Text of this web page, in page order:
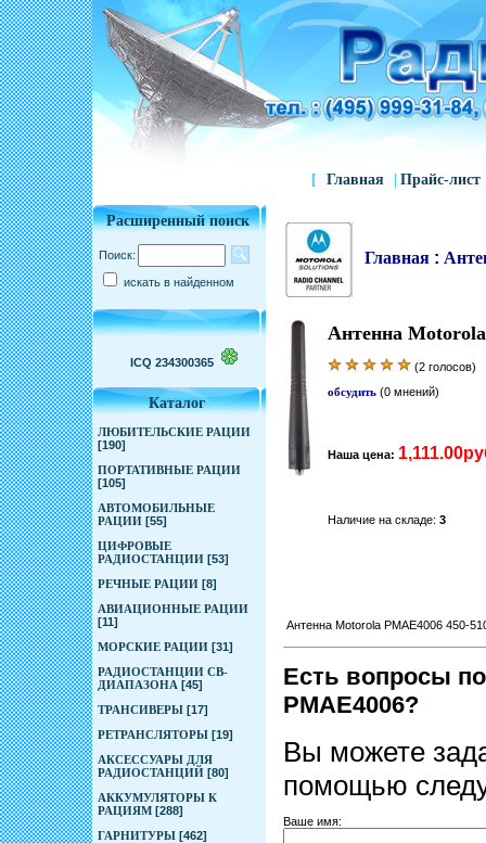
[ Главная Прайс-лист
Расширенный поиск
Поиск:
искать в найденном
ICQ 234300365
Каталог
ЛЮБИТЕЛЬСКИЕ РАЦИИ
[190]
ПОРТАТИВНЫЕ РАЦИИ
[105]
АВТОМОБИЛЬНЫЕ
РАЦИИ [55]
ЦИФРОВЫЕ
РАДИОСТАНЦИИ [53]
РЕЧНЫЕ РАЦИИ [8]
АВИАЦИОННЫЕ РАЦИИ
[11]
МОРСКИЕ РАЦИИ [31]
РАДИОСТАНЦИИ CB-
ДИАПАЗОНА [45]
ТРАНСИВЕРЫ [17]
РЕТРАНСЛЯТОРЫ [19]
АКСЕССУАРЫ ДЛЯ
РАДИОСТАНЦИЙ [80]
АККУМУЛЯТОРЫ К
РАЦИЯМ [288]
ГАРНИТУРЫ [462]
Главная:
Антенна
(2 голосов)
обсудить (0 мнений)
Наша цена:
Наличие на складе: 3
Антенна Motorola PMAE4006 450-
Есть вопросы
PMAE4006?
Вы можете
помощью
Ваше имя: